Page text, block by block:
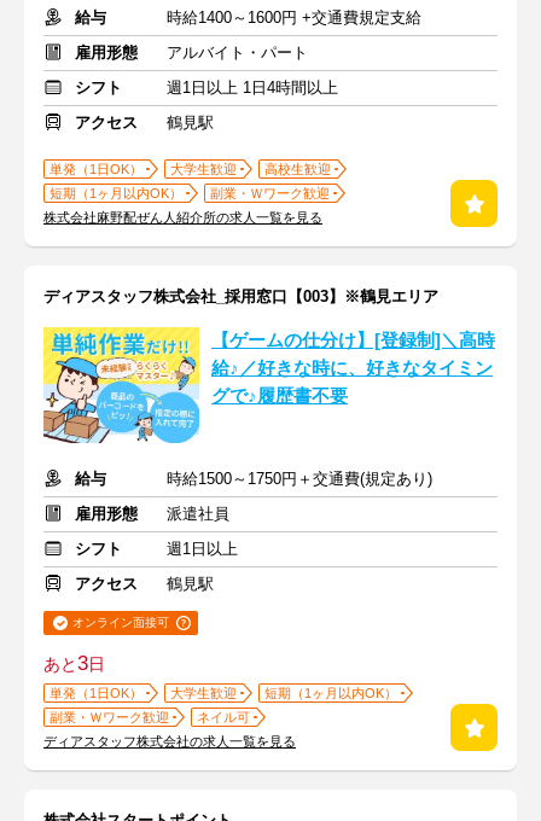
給与
時給1400～1600円 +交通費規定支給
雇用形態
アルバイト・パート
シフト
週1日以上 1日4時間以上
アクセス
鶴見駅
単発（1日OK） 大学生歓迎
高校生歓迎
短期（1ヶ月以内OK）
副業・Ｗワーク歓迎
株式会社麻野配ぜん人紹介所の求人一覧を見る
ディアスタッフ株式会社_採用窓口【003】※鶴見エリア
【ゲームの仕分け】[登録制]＼高時
給♪／好きな時に、好きなタイミン
グで♪履歴書不要
給与
時給1500～1750円＋交通費(規定あり)
雇用形態
派遣社員
シフト
週1日以上
アクセス
鶴見駅
オンライン面接可
あと3日
単発（1日OK） 大学生歓迎
短期（1ヶ月以内OK）
副業・Ｗワーク歓迎
ネイル可
ディアスタッフ株式会社の求人一覧を見る